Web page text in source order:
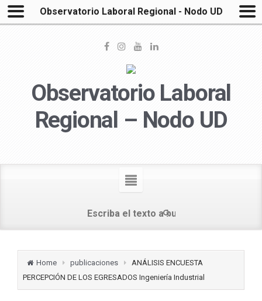
Observatorio Laboral
Regional – Nodo UD
Home publicaciones
ANÁLISIS ENCUESTA
PERCEPCIÓN DE LOS EGRESADOS Ingeniería Industrial
Observatorio Laboral Regional - Nodo UD